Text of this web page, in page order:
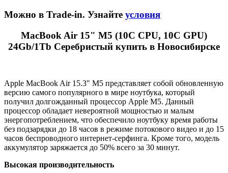
Можно в Trade-in. Узнайте условия
MacBook Air 15" М5 (10C CPU, 10C GPU)
24Gb/1Tb Серебристый купить в Новосибирске
Apple MacBook Air 15.3" M5 представляет собой обновленную
версию самого популярного в мире ноутбука, который
получил долгожданный процессор Apple M5. Данный
процессор обладает невероятной мощностью и малым
энергопотреблением, что обеспечило ноутбуку время работы
без подзарядки до 18 часов в режиме потокового видео и до 15
часов беспроводного интернет-серфинга. Кроме того, модель
аккумулятор заряжается до 50% всего за 30 минут.
Высокая производительность